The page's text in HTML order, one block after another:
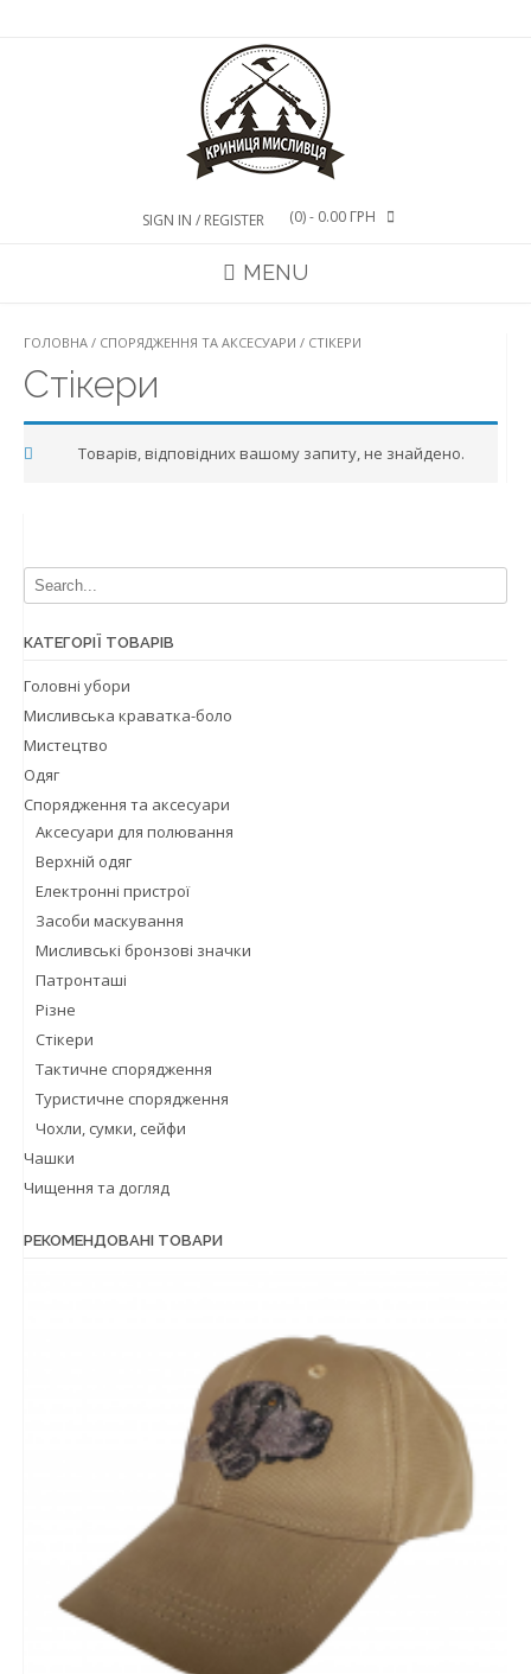
SIGN IN / REGISTER (0)- 0.00 ГРН
MENU
ГОЛОВНА / СПОРЯДЖЕННЯ ТА АКСЕСУАРИ / СТІКЕРИ
Стікери
Товарів, відповідних вашому запиту, не знайдено.
КАТЕГОРІЇ ТОВАРІВ
Головні убори
Мисливська краватка-боло
Мистецтво
Одяг
Спорядження та аксесуари
Аксесуари для полювання
Верхнiй одяг
Електронні пристрої
Засоби маскування
Мисливські бронзові значки
Патронташі
Різне
Стікери
Тактичне спорядження
Туристичне спорядження
Чохли, сумки, сейфи
Чашки
Чищення та догляд
РЕКОМЕНДОВАНІ ТОВАРИ